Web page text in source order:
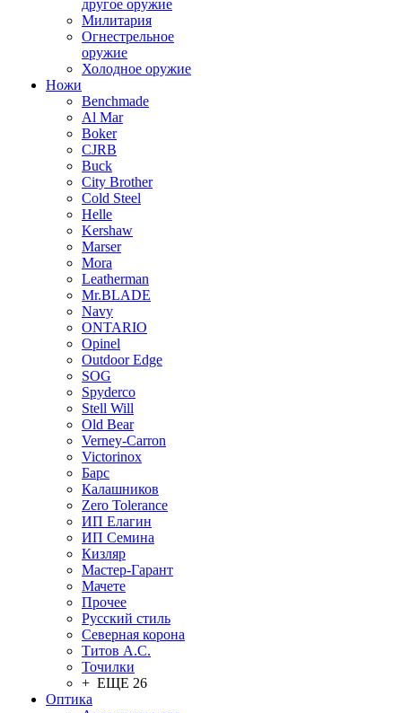
другое оружие
Милитария
Огнестрельное
оружие
Холодное оружие
Ножи
Benchmade
Al Mar
Boker
CJRB
Buck
City Brother
Cold Steel
Helle
Kershaw
Marser
Mora
Leatherman
Mr.BLADE
Navy
ONTARIO
Opinel
Outdoor Edge
SOG
Spyderco
Stell Will
Old Bear
Verney-Carron
Victorinox
Барс
Калашников
Zero Tolerance
ИП Елагин
ИП Семина
Кизляр
Мастер-Гарант
Мачете
Прочее
Русский стиль
Северная корона
Титов А.С.
Точилки
+ ЕЩЕ 26
Оптика